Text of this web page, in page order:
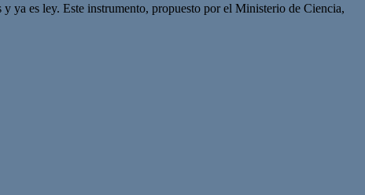
ya es ley. Este instrumento, propuesto por el Ministerio de Ciencia,